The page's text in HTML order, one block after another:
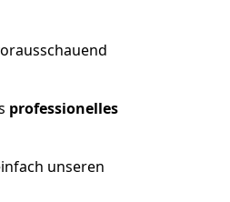
professionelles
unseren